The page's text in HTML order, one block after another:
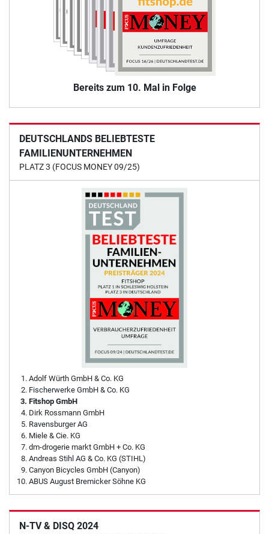
Bereits zum 10. Mal in Folge
DEUTSCHLANDS BELIEBTESTE
FAMILIENUNTERNEHMEN
PLATZ 3 (FOCUS MONEY 09/25)
Adolf Würth GmbH & Co. KG
Fischerwerke GmbH & Co. KG
Fitshop GmbH
Dirk Rossmann GmbH
Ravensburger AG
Miele & Cie. KG
dm-drogerie markt GmbH + Co. KG
Andreas Stihl AG & Co. KG (STIHL)
Canyon Bicycles GmbH (Canyon)
ABUS August Bremicker Söhne KG
N-TV & DISQ 2024